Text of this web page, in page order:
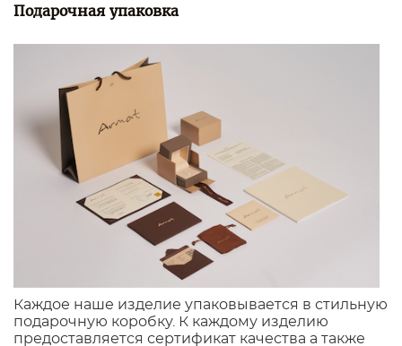
Подарочная упаковка
Каждое наше изделие упаковывается в стильную
подарочную коробку. К каждому изделию
предоставляется сертификат качества а также